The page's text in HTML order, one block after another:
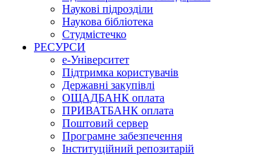
Наукові підрозділи
Наукова бібліотека
Студмістечко
РЕСУРСИ
е-Університет
Підтримка користувачів
Державні закупівлі
ОЩАДБАНК оплата
ПРИВАТБАНК оплата
Поштовий сервер
Програмне забезпечення
Інституційний репозитарій